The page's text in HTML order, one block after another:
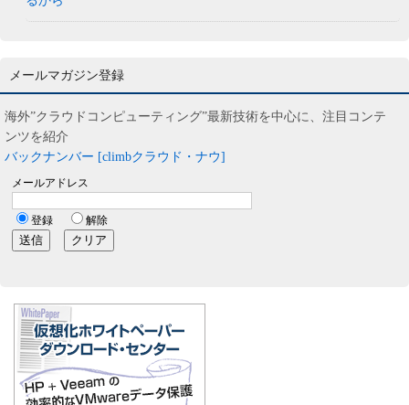
メールマガジン登録
海外”クラウドコンピューティング”最新技術を中心に、注目コンテ
ンツを紹介
バックナンバー [climbクラウド・ナウ]